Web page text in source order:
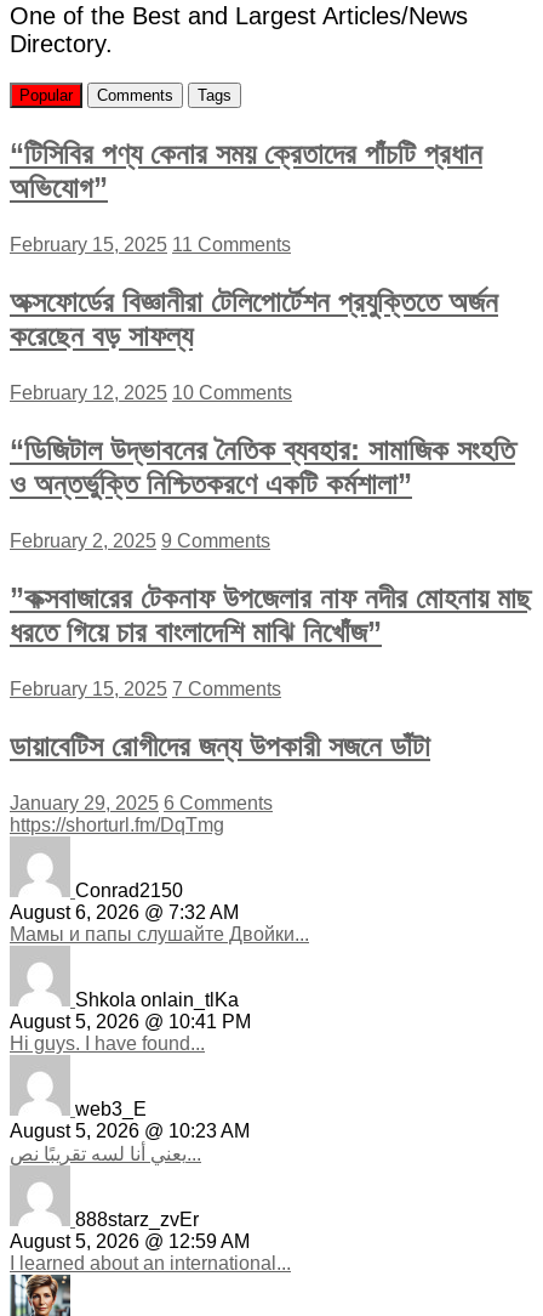
One of the Best and Largest Articles/News
Directory.
Popular Comments Tags
“টিসিবির পণ্য কেনার সময় ক্রেতাদের পাঁচটি প্রধান
অভিযোগ”
February 15, 2025 11 Comments
অক্সফোর্ডের বিজ্ঞানীরা টেলিপোর্টেশন প্রযুক্তিতে অর্জন
করেছেন বড় সাফল্য
February 12, 2025 10 Comments
“ডিজিটাল উদ্ভাবনের নৈতিক ব্যবহার: সামাজিক সংহতি
ও অন্তর্ভুক্তি নিশ্চিতকরণে একটি কর্মশালা”
February 2, 2025 9 Comments
”কক্সবাজারের টেকনাফ উপজেলার নাফ নদীর মোহনায় মাছ
ধরতে গিয়ে চার বাংলাদেশি মাঝি নিখোঁজ”
February 15, 2025 7 Comments
ডায়াবেটিস রোগীদের জন্য উপকারী সজনে ডাঁটা
January 29, 2025 6 Comments
https://shorturl.fm/DqTmg
Conrad2150
August 6, 2026 @ 7:32 AM
Мамы и папы слушайте Двойки...
Shkola onlain_tlKa
August 5, 2026 @ 10:41 PM
Hi guys. I have found...
web3_E
August 5, 2026 @ 10:23 AM
يعني أنا لسه تقريبًا نص...
888starz_zvEr
August 5, 2026 @ 12:59 AM
I learned about an international...